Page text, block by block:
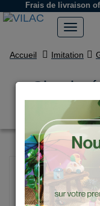
Frais de livraison
Accueil Imitation
Circuit